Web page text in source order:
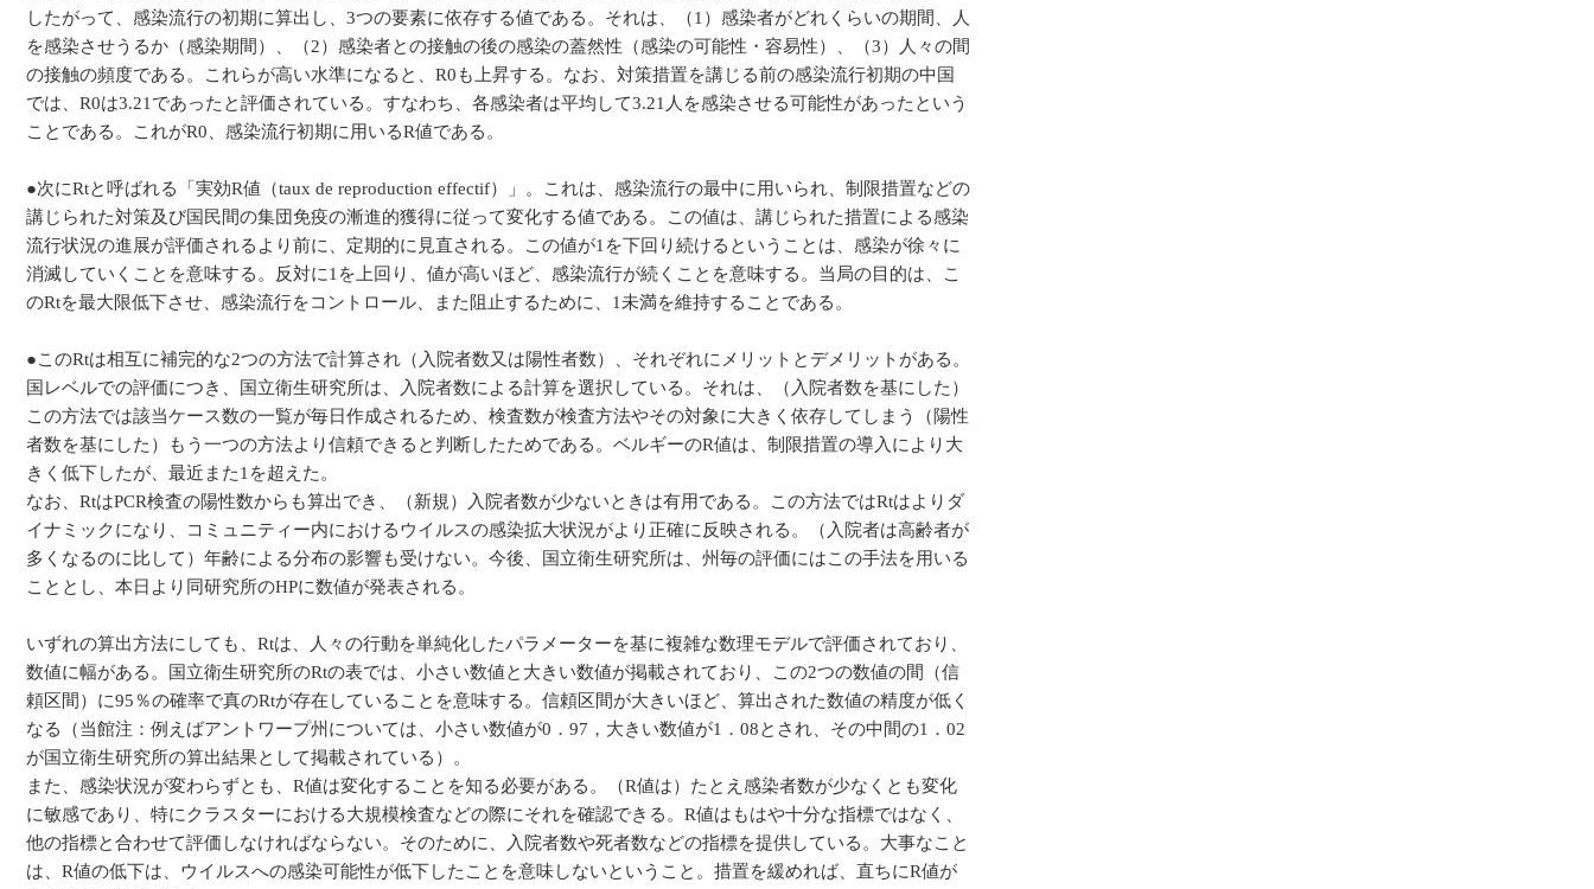
したがって、感染流行の初期に算出し、3つの要素に依存する値である。それは、（1）感染者がどれくらいの期間、人
を感染させうるか（感染期間）、（2）感染者との接触の後の感染の蓋然性（感染の可能性・容易性）、（3）人々の間
の接触の頻度である。これらが高い水準になると、R0も上昇する。なお、対策措置を講じる前の感染流行初期の中国
では、R0は3.21であったと評価されている。すなわち、各感染者は平均して3.21人を感染させる可能性があったという
ことである。これがR0、感染流行初期に用いるR値である。
●次にRtと呼ばれる「実効R値（taux de reproduction effectif）」。これは、感染流行の最中に用いられ、制限措置などの
講じられた対策及び国民間の集団免疫の漸進的獲得に従って変化する値である。この値は、講じられた措置による感染
流行状況の進展が評価されるより前に、定期的に見直される。この値が1を下回り続けるということは、感染が徐々に
消滅していくことを意味する。反対に1を上回り、値が高いほど、感染流行が続くことを意味する。当局の目的は、こ
のRtを最大限低下させ、感染流行をコントロール、また阻止するために、1未満を維持することである。
●このRtは相互に補完的な2つの方法で計算され（入院者数又は陽性者数）、それぞれにメリットとデメリットがある。
国レベルでの評価につき、国立衛生研究所は、入院者数による計算を選択している。それは、（入院者数を基にした）
この方法では該当ケース数の一覧が毎日作成されるため、検査数が検査方法やその対象に大きく依存してしまう（陽性
者数を基にした）もう一つの方法より信頼できると判断したためである。ベルギーのR値は、制限措置の導入により大
きく低下したが、最近また1を超えた。
なお、RtはPCR検査の陽性数からも算出でき、（新規）入院者数が少ないときは有用である。この方法ではRtはよりダ
イナミックになり、コミュニティー内におけるウイルスの感染拡大状況がより正確に反映される。（入院者は高齢者が
多くなるのに比して）年齢による分布の影響も受けない。今後、国立衛生研究所は、州毎の評価にはこの手法を用いる
こととし、本日より同研究所のHPに数値が発表される。
いずれの算出方法にしても、Rtは、人々の行動を単純化したパラメーターを基に複雑な数理モデルで評価されており、
数値に幅がある。国立衛生研究所のRtの表では、小さい数値と大きい数値が掲載されており、この2つの数値の間（信
頼区間）に95％の確率で真のRtが存在していることを意味する。信頼区間が大きいほど、算出された数値の精度が低く
なる（当館注：例えばアントワープ州については、小さい数値が0．97，大きい数値が1．08とされ、その中間の1．02
が国立衛生研究所の算出結果として掲載されている）。
また、感染状況が変わらずとも、R値は変化することを知る必要がある。（R値は）たとえ感染者数が少なくとも変化
に敏感であり、特にクラスターにおける大規模検査などの際にそれを確認できる。R値はもはや十分な指標ではなく、
他の指標と合わせて評価しなければならない。そのために、入院者数や死者数などの指標を提供している。大事なこと
は、R値の低下は、ウイルスへの感染可能性が低下したことを意味しないということ。措置を緩めれば、直ちにR値が